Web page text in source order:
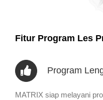
Fitur Program Les
Program
MATRIX siap melayani